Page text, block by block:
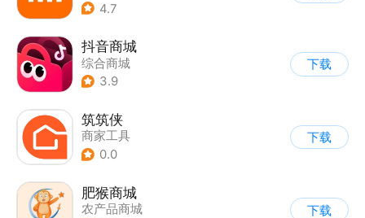
4.7
抖音商城
综合商城
3.9
下载
筑筑侠
商家工具
0.0
下载
肥猴商城
农产品商城
下载